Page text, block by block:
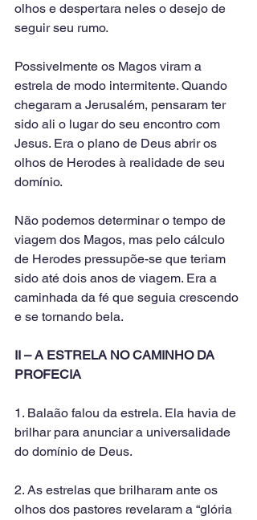
olhos e despertara neles o desejo de
seguir seu rumo.
Possivelmente os Magos viram a
estrela de modo intermitente. Quando
chegaram a Jerusalém, pensaram ter
sido ali o lugar do seu encontro com
Jesus. Era o plano de Deus abrir os
olhos de Herodes à realidade de seu
domínio.
Não podemos determinar o tempo de
viagem dos Magos, mas pelo cálculo
de Herodes pressupõe-se que teriam
sido até dois anos de viagem. Era a
caminhada da fé que seguia crescendo
e se tornando bela.
II – A ESTRELA NO CAMINHO DA
PROFECIA
1. Balaão falou da estrela. Ela havia de
brilhar para anunciar a universalidade
do domínio de Deus.
2. As estrelas que brilharam ante os
olhos dos pastores revelaram a “glória